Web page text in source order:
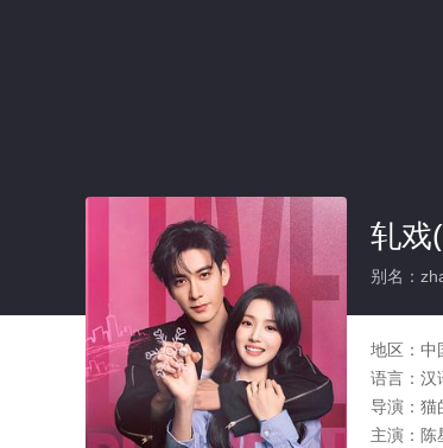
轧戏
别名：
地区： 中
语言： 汉
导演： 猫
主演： 陈